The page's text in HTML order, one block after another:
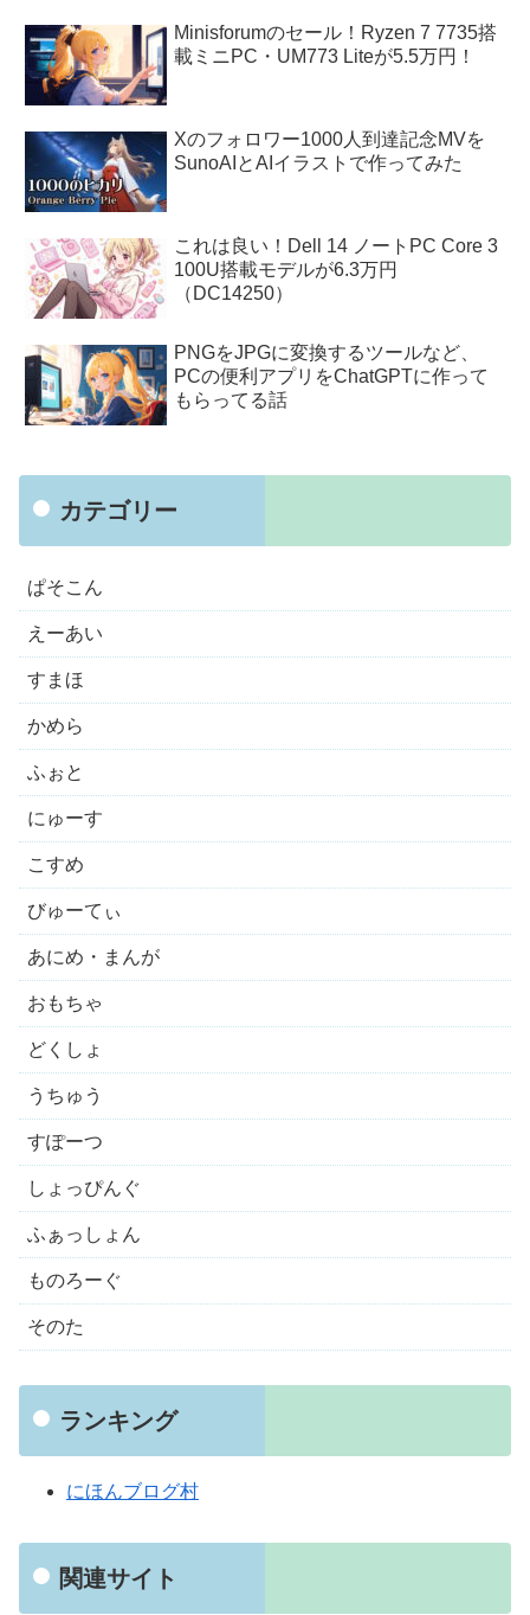
Minisforumのセール！Ryzen 7 7735搭
載ミニPC・UM773 Liteが5.5万円！
Xのフォロワー1000人到達記念MVを
SunoAIとAIイラストで作ってみた
これは良い！Dell 14 ノートPC Core 3
100U搭載モデルが6.3万円
（DC14250）
PNGをJPGに変換するツールなど、
PCの便利アプリをChatGPTに作って
もらってる話
カテゴリー
ぱそこん
えーあい
すまほ
かめら
ふぉと
にゅーす
こすめ
びゅーてぃ
あにめ・まんが
おもちゃ
どくしょ
うちゅう
すぽーつ
しょっぴんぐ
ふぁっしょん
ものろーぐ
そのた
ランキング
にほんブログ村
関連サイト